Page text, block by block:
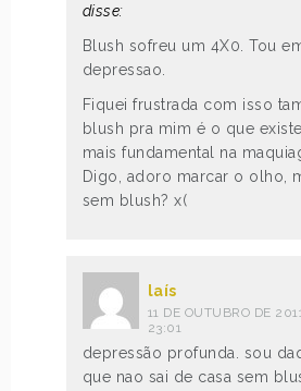
disse:
Blush sofreu um 4X0. Tou
depressao.
Fiquei frustrada com isso
blush pra mim é o que
mais fundamental na
Digo, adoro marcar o olho,
sem blush? x(
laís
11 DE OUTUBRO DE
23:01
depressão profunda. sou
que nao sai de casa sem